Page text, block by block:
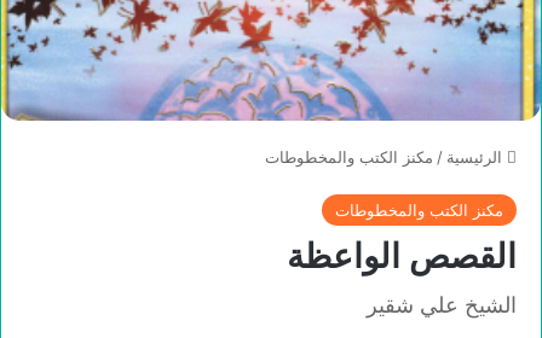
الرئيسية / مكنز الكتب والمخطوطات
مكنز الكتب والمخطوطات
القصص الواعظة
الشيخ علي شقير